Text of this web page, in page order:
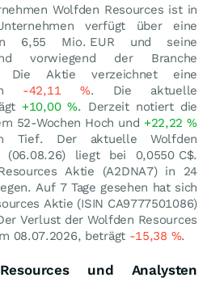
Wolfden Resources ist in
verfügt über eine
6,55 Mio. EUR und seine
vorwiegend der Branche
Die Aktie verzeichnet eine
-42,11 %. Die aktuelle
+10,00%. Derzeit notiert die
52-Wochen Hoch und +22,22%
Tief. Der aktuelle Wolfden
(06.08.26) liegt bei 0,0550 C$.
Aktie (A2DNA7) in 24
Auf 7 Tage gesehen hat sich
Aktie (ISIN CA9777501086)
Verlust der Wolfden Resources
08.07.2026, beträgt -15,38 %.
und Analysten